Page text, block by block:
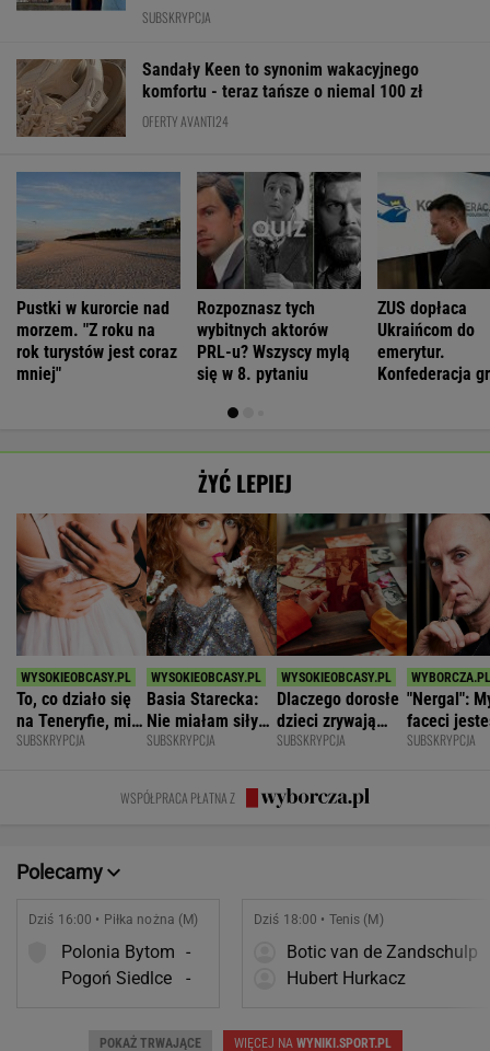
SUBSKRYPCJA
Sandały Keen to synonim wakacyjnego
komfortu - teraz tańsze o niemal 100 zł
OFERTY AVANTI24
Pustki w kurorcie nad
morzem. "Z roku na
rok turystów jest coraz
mniej"
Rozpoznasz tych
wybitnych aktorów
PRL-u? Wszyscy mylą
się w 8. pytaniu
ZUS dopłaca
Ukraińcom do
emerytur.
Konfederacja
ŻYĆ LEPIEJ
To, co działo się
na Teneryfie, mi
się należało. Nie
SUBSKRYPCJA
Basia Starecka:
Nie miałam siły
chodzić do szkoły,
SUBSKRYPCJA
Dlaczego dorosłe
dzieci zrywają
kontakt z
SUBSKRYPCJA
"Nergal":
faceci
z natury
SUBSKRYPCJA
WSPÓŁPRACA PŁATNA Z
Polecamy
Dziś 16:00 • Piłka nożna (M)
Polonia Bytom -
Pogoń Siedlce
-
Dziś 18:00 • Tenis (M)
Botic van de Zandschulp
Hubert Hurkacz
POKAŻ TRWAJĄCE WIĘCEJ NAWYNIKI.SPORT.PL